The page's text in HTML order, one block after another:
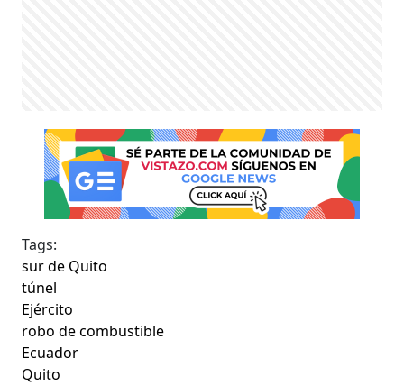
Tags:
sur de Quito
túnel
Ejército
robo de combustible
Ecuador
Quito